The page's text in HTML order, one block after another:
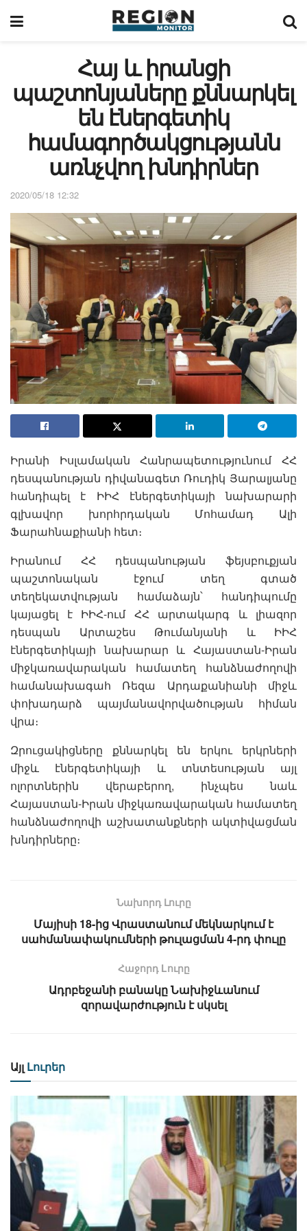
Հայ և իրանցի
պաշտոնյաները քննարկել
են էներգետիկ
համագործակցությանն
առնչվող խնդիրներ
2020/05/18 12:32
Իրանի Իսլամական Հանրապետությունում ՀՀ
դեսպանության դիվանագետ Ռուդիկ Յարալյանը
հանդիպել է ԻԻՀ էներգետիկայի նախարարի
գլխավոր խորհրդական Մոհամադ Ալի
Ֆարահնաքիանի հետ։
Իրանում ՀՀ դեսպանության ֆեյսբուքյան
պաշտոնական էջում տեղ գտած
տեղեկատվության համաձայն՝ հանդիպումը
կայացել է ԻԻՀ-ում ՀՀ արտակարգ և լիազոր
դեսպան Արտաշես Թումանյանի և ԻԻՀ
էներգետիկայի նախարար և Հայաստան-Իրան
միջկառավարական համատեղ հանձնաժողովի
համանախագահ Ռեզա Արդաքանիանի միջև
փոխադարձ պայմանավորվածության հիման
վրա։
Զրուցակիցները քննարկել են երկու երկրների
միջև էներգետիկայի և տնտեսության այլ
ոլորտներին վերաբերող, ինչպես նաև
Հայաստան-Իրան միջկառավարական համատեղ
հանձնաժողովի աշխատանքների ակտիվացման
խնդիրները։
Նախորդ Լուրը
Մայիսի 18-ից Վրաստանում մեկնարկում է
սահմանափակումների թուլացման 4-րդ փուլը
Հաջորդ Lուրը
Ադրբեջանի բանակը Նախիջևանում
զորավարժություն է սկսել
Այլ Լուրեր